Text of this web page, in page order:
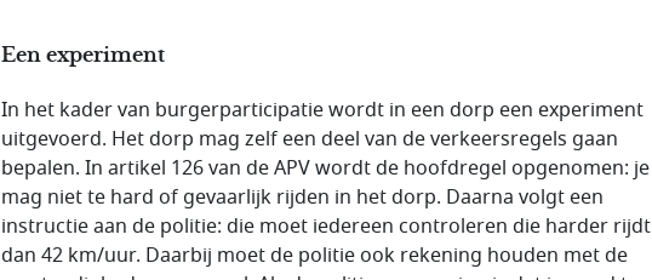
Een experiment
In het kader van burgerparticipatie wordt in een dorp een experiment
uitgevoerd. Het dorp mag zelf een deel van de verkeersregels gaan
bepalen. In artikel 126 van de APV wordt de hoofdregel opgenomen: je
mag niet te hard of gevaarlijk rijden in het dorp. Daarna volgt een
instructie aan de politie: die moet iedereen controleren die harder rijdt
dan 42 km/uur. Daarbij moet de politie ook rekening houden met de